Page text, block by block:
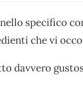
specifico
che vi
davvero